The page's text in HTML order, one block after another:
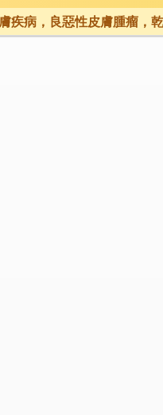
疾病，良惡性皮膚腫瘤，
炎，蕁麻疹，免...